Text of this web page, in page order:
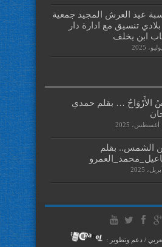
عيد العرش المجيد جمعية
تنسيق مع ادارة دار
ابن يخلف
الأَرْوَاحُ … بقلم حمدي
الشمس.. بقلم
/ دعم وتطوير :